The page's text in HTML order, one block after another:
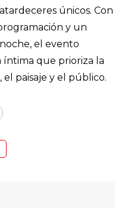
únicos. Con
y un
el evento
que prioriza la
paisaje y el público.